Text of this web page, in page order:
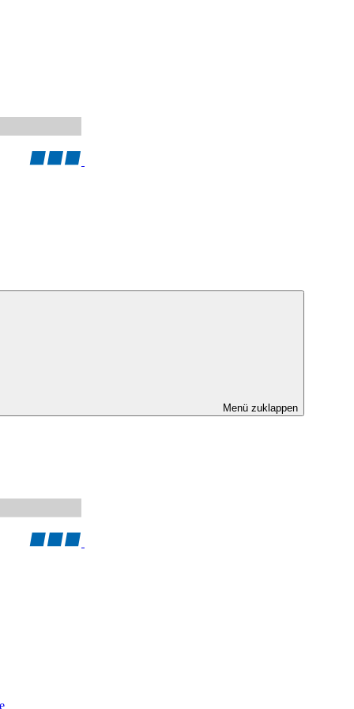
Menü zuklappen